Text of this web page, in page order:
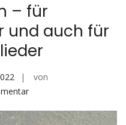
– für
und auch für
von
auf
Groß